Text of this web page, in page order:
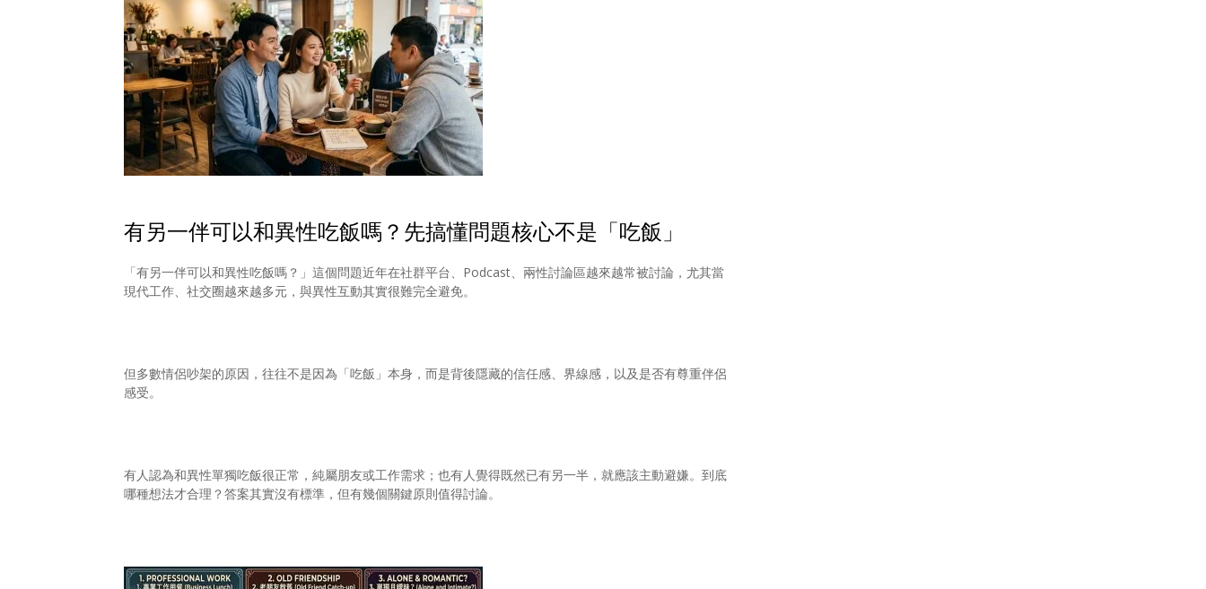
有另一伴可以和異性吃飯嗎？先搞懂問題核心不是「吃飯」
「有另一伴可以和異性吃飯嗎？」這個問題近年在社群平台、Podcast、兩性討論區越來越常被討論，尤其當
現代工作、社交圈越來越多元，與異性互動其實很難完全避免。
但多數情侶吵架的原因，往往不是因為「吃飯」本身，而是背後隱藏的信任感、界線感，以及是否有尊重伴侶
感受。
有人認為和異性單獨吃飯很正常，純屬朋友或工作需求；也有人覺得既然已有另一半，就應該主動避嫌。到底
哪種想法才合理？答案其實沒有標準，但有幾個關鍵原則值得討論。